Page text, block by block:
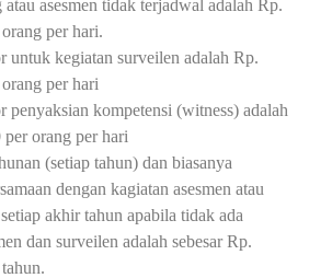
atau asesmen tidak terjadwal adalah Rp.
per hari.
untuk kegiatan surveilen adalah Rp.
per hari
penyaksian kompetensi (witness) adalah
orang per hari
(setiap tahun) dan biasanya
dengan kagiatan asesmen atau
akhir tahun apabila tidak ada
dan surveilen adalah sebesar Rp.